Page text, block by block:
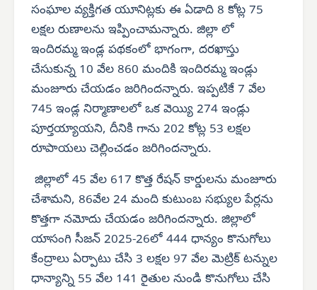
సంఘాల వ్యక్తిగత యూనిట్లకు ఈ ఏడాది 8 కోట్ల 75
లక్షల రుణాలను ఇప్పించామన్నారు. జిల్లా లో
ఇందిరమ్మ ఇండ్ల పథకంలో భాగంగా, దరఖాస్తు
చేసుకున్న 10 వేల 860 మందికి ఇందిరమ్మ ఇండ్లు
మంజూరు చేయడం జరిగిందన్నారు. ఇప్పటికే 7 వేల
745 ఇండ్ల నిర్మాణాలలో ఒక వెయ్యి 274 ఇండ్లు
పూర్తయ్యాయని, దీనికి గాను 202 కోట్ల 53 లక్షల
రూపాయలు చెల్లించడం జరిగిందన్నారు.
జిల్లాలో 45 వేల 617 కొత్త రేషన్ కార్డులను మంజూరు
చేశామని, 86వేల 24 మంది కుటుంబ సభ్యుల పేర్లను
కొత్తగా నమోదు చేయడం జరిగిందన్నారు. జిల్లాలో
యాసంగి సీజన్ 2025-26లో 444 ధాన్యం కొనుగోలు
కేంద్రాలు ఏర్పాటు చేసి 3 లక్షల 97 వేల మెట్రిక్ టన్నుల
ధాన్యాన్ని 55 వేల 141 రైతుల నుండి కొనుగోలు చేసి